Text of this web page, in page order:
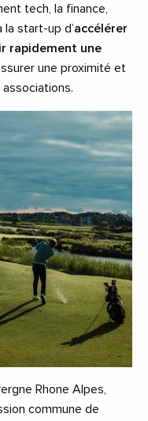
tech, la finance,
la start-up d’accélérer
rapidement une
une proximité et
Rhone Alpes,
commune de